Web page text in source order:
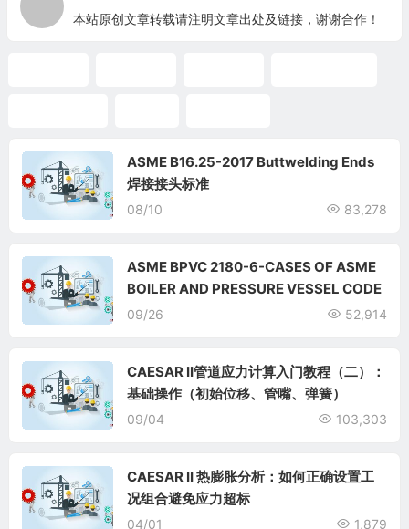
本站原创文章转载请注明文章出处及链接，谢谢合作！
ASME B16.25-2017 Buttwelding Ends
焊接接头标准
08/10 83,278
ASME BPVC 2180-6-CASES OF ASME
BOILER AND PRESSURE VESSEL CODE
09/26 52,914
CAESAR II管道应力计算入门教程（二）：
基础操作（初始位移、管嘴、弹簧）
09/04 103,303
CAESAR II 热膨胀分析：如何正确设置工
况组合避免应力超标
04/01 1,879